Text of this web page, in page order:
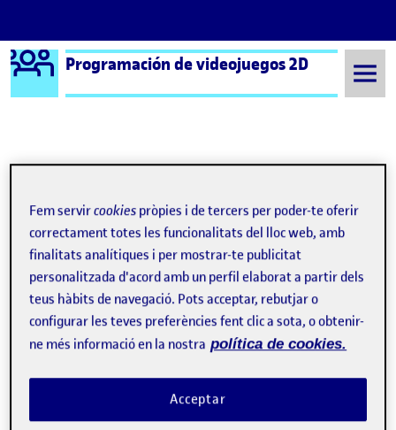
Saltar al contingut
Logo Ágora
Programación de videojuegos 2D
27 Octubre, 2022
Publicat perPEC1_Joc D’aventures 2D
Publicat per
Jonathan Gomez Berengueras
Visibilitat:
Públic Data de publicació27 octubre, 2022 9:52 pm
- comentari el PEC1_Joc D’aventures 2D
Fem servircookies pròpies i de tercers per poder-te oferir
correctament totes les funcionalitats del lloc web, amb
finalitats analítiques i per mostrar-te publicitat
personalitzada d'acord amb un perfil elaborat a partir dels
teus hàbits de navegació. Pots acceptar, rebutjar o
configurar les teves preferències fent clic a sota, o obtenir-
ne més informació en la nostra política de cookies.
Acceptar